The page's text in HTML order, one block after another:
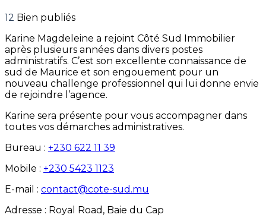
12 Bien publiés
Karine Magdeleine a rejoint Côté Sud Immobilier
après plusieurs années dans divers postes
administratifs. C’est son excellente connaissance de
sud de Maurice et son engouement pour un
nouveau challenge professionnel qui lui donne envie
de rejoindre l’agence.
Karine sera présente pour vous accompagner dans
toutes vos démarches administratives.
Bureau : +230 622 11 39
Mobile : +230 5423 1123
E-mail : contact@cote-sud.mu
Adresse : Royal Road, Baie du Cap